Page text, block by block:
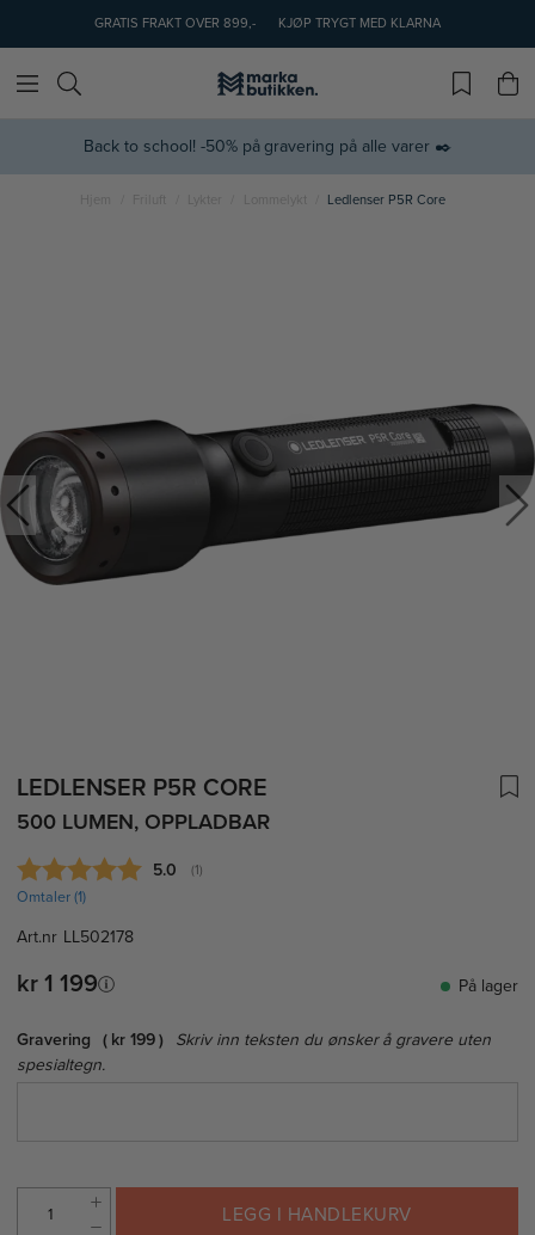
GRATIS FRAKT OVER 899,- KJØP TRYGT MED KLARNA
Back to school! -50% på gravering på alle varer ✒️
Hjem Friluft Lykter Lommelykt Ledlenser P5R Core
LEDLENSER P5R CORE
500 LUMEN, OPPLADBAR
Gjennomsnittskarakter:
5.0 (stemmer:
1)
Omtaler (1)
Art.nr LL502178
kr 1 199 På lager
Gravering kr 199
Skriv inn teksten du ønsker å gravere uten
spesialtegn.
LEGG I HANDLEKURV